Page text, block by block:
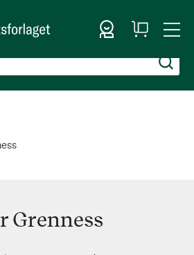
Sign In
My
Cart
Grenness